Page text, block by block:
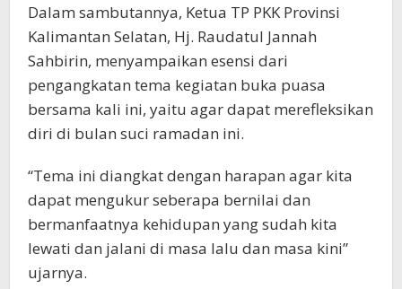
Dalam sambutannya, Ketua TP PKK Provinsi
Kalimantan Selatan, Hj. Raudatul Jannah
Sahbirin, menyampaikan esensi dari
pengangkatan tema kegiatan buka puasa
bersama kali ini, yaitu agar dapat merefleksikan
diri di bulan suci ramadan ini.
“Tema ini diangkat dengan harapan agar kita
dapat mengukur seberapa bernilai dan
bermanfaatnya kehidupan yang sudah kita
lewati dan jalani di masa lalu dan masa kini”
ujarnya.